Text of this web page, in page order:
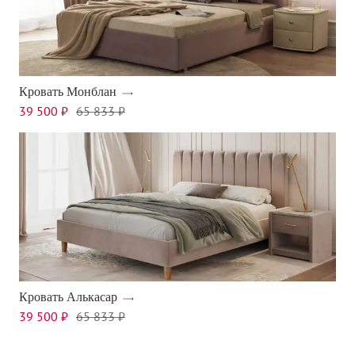
Кровать Монблан
39 500 ₽ 65 833 ₽
Кровать Алькасар
39 500 ₽ 65 833 ₽